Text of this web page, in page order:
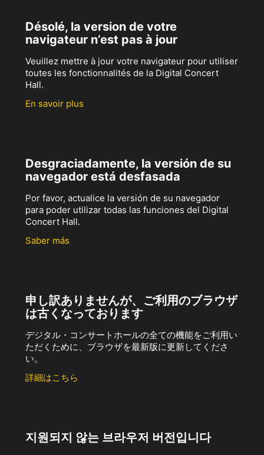
Désolé, la version de votre
navigateur n’est pas à jour
Veuillez mettre à jour votre navigateur pour utiliser
toutes les fonctionnalités de la Digital Concert
Hall.
En savoir plus
Desgraciadamente, la versión de su
navegador está desfasada
Por favor, actualice la versión de su navegador
para poder utilizar todas las funciones del Digital
Concert Hall.
Saber más
申し訳ありませんが、ご利用のブラウザ
は古くなっております
デジタル・コンサートホールの全ての機能をご利用い
ただくために、ブラウザを最新版に更新してくださ
い。
詳細はこちら
지원되지 않는 브라우저 버전입니다